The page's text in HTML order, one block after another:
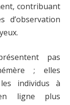
contribuant
d’observation
pas
; elles
individus à
ligne plus